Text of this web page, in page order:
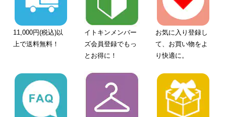
11,000円(税込)以
上で送料無料！
イトキンメンバー
ズ会員登録でもっ
とお得に！
お気に入り登録し
て、お買い物をよ
り快適に。